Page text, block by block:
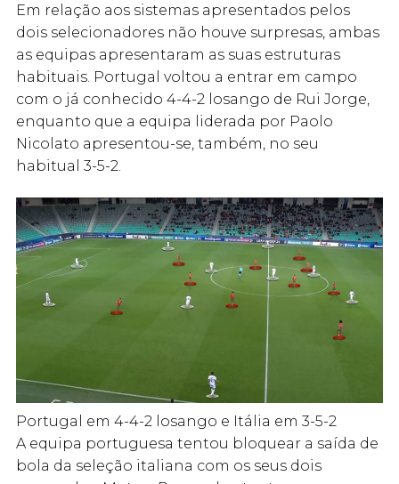
Em relação aos sistemas apresentados pelos
dois selecionadores não houve surpresas, ambas
as equipas apresentaram as suas estruturas
habituais. Portugal voltou a entrar em campo
com o já conhecido 4-4-2 losango de Rui Jorge,
enquanto que a equipa liderada por Paolo
Nicolato apresentou-se, também, no seu
habitual 3-5-2.
Portugal em 4-4-2 losango e Itália em 3-5-2
A equipa portuguesa tentou bloquear a saída de
bola da seleção italiana com os seus dois